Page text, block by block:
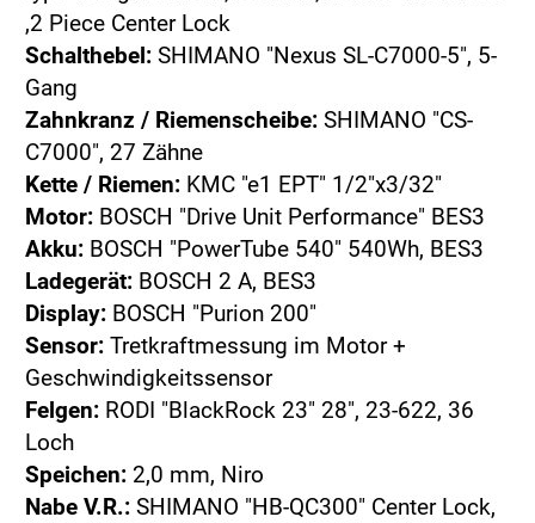
,2 Piece Center Lock
Schalthebel: SHIMANO "Nexus SL-C7000-5", 5-
Gang
Zahnkranz / Riemenscheibe: SHIMANO "CS-
C7000", 27 Zähne
Kette / Riemen: KMC "e1 EPT" 1/2"x3/32"
Motor: BOSCH "Drive Unit Performance" BES3
Akku: BOSCH "PowerTube 540" 540Wh, BES3
Ladegerät: BOSCH 2 A, BES3
Display: BOSCH "Purion 200"
Sensor: Tretkraftmessung im Motor +
Geschwindigkeitssensor
Felgen: RODI "BlackRock 23" 28", 23-622, 36
Loch
Speichen: 2,0 mm, Niro
Nabe V.R.: SHIMANO "HB-QC300" Center Lock,